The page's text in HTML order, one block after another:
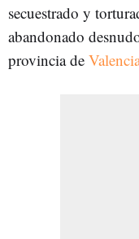
secuestrado y
abandonado
provincia de